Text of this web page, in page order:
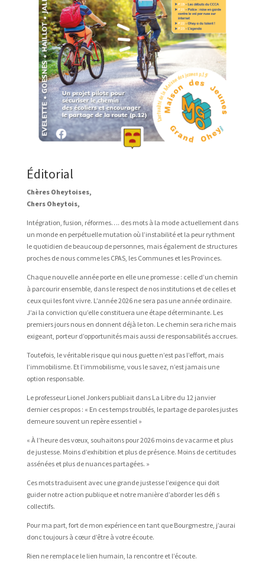
Éditorial
Chères Oheytoises,
Chers Oheytois,
Intégration, fusion, réformes…. des mots à la mode actuellement dans
un monde en perpétuelle mutation où l’instabilité et la peur rythment
le quotidien de beaucoup de personnes, mais également de structures
proches de nous comme les CPAS, les Communes et les Provinces.
Chaque nouvelle année porte en elle une promesse : celle d’un chemin
à parcourir ensemble, dans le respect de nos institutions et de celles et
ceux qui les font vivre. L’année 2026 ne sera pas une année ordinaire.
J’ai la conviction qu’elle constituera une étape déterminante. Les
premiers jours nous en donnent déjà le ton. Le chemin sera riche mais
exigeant, porteur d’opportunités mais aussi de responsabilités accrues.
Toutefois, le véritable risque qui nous guette n’est pas l’effort, mais
l’immobilisme. Et l’immobilisme, vous le savez, n’est jamais une
option responsable.
Le professeur Lionel Jonkers publiait dans La Libre du 12 janvier
dernier ces propos : « En ces temps troublés, le partage de paroles justes
demeure souvent un repère essentiel »
« À l’heure des vœux, souhaitons pour 2026 moins de vacarme et plus
de justesse. Moins d’exhibition et plus de présence. Moins de certitudes
assénées et plus de nuances partagées. »
Ces mots traduisent avec une grande justesse l’exigence qui doit
guider notre action publique et notre manière d’aborder les défi s
collectifs.
Pour ma part, fort de mon expérience en tant que Bourgmestre, j’aurai
donc toujours à cœur d’être à votre écoute.
Rien ne remplace le lien humain, la rencontre et l’écoute.